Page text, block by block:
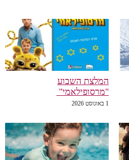
המלצת השבוע
"מרסופילאמי"
1 באוגוסט 2026